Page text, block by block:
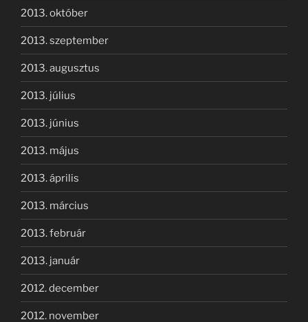
2013. október
2013. szeptember
2013. augusztus
2013. július
2013. június
2013. május
2013. április
2013. március
2013. február
2013. január
2012. december
2012. november